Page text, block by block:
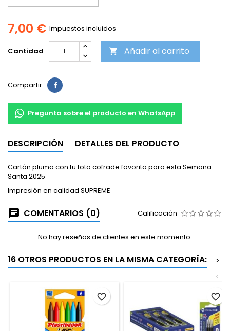
7,00 € Impuestos incluidos
Cantidad  Añadir al carrito
Compartir
Pregunta sobre el producto en WhatsApp
DESCRIPCIÓN DETALLES DEL PRODUCTO
Cartón pluma con tu foto cofrade favorita para esta Semana
Santa 2025
Impresión en calidad SUPREME
COMENTARIOS (0) Calificación
No hay reseñas de clientes en este momento.
16 OTROS PRODUCTOS EN LA MISMA CATEGORÍA:
>
<
favorite_border favorite_border